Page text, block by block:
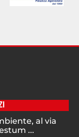
al via
...